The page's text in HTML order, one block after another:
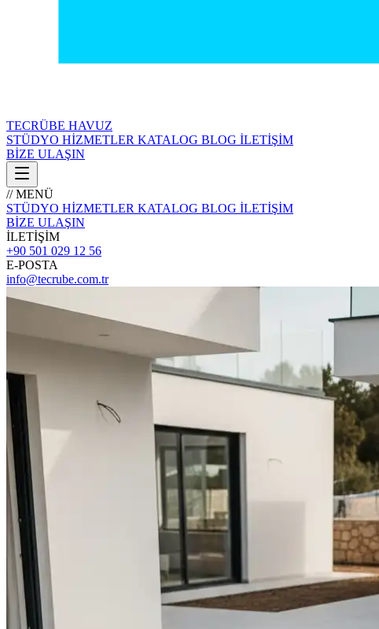
TECRÜBE HAVUZ
STÜDYO HİZMETLER KATALOG BLOG İLETİŞİM
BİZE ULAŞIN
// MENÜ
STÜDYO HİZMETLER KATALOG BLOG İLETİŞİM
BİZE ULAŞIN
İLETİŞİM
+90 501 029 12 56
E-POSTA
info@tecrube.com.tr